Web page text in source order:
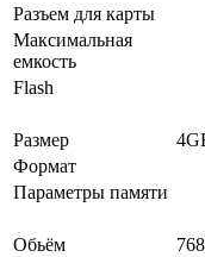
Разъем для карты
Максимальная
емкость
Flash
Размер
Формат
Параметры памяти
Обьём